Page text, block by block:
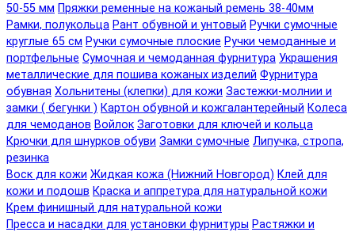
50-55 мм Пряжки ременные на кожаный ремень 38-40мм
Рамки, полукольца Рант обувной и унтовый Ручки сумочные
круглые 65 см Ручки сумочные плоские Ручки чемоданные и
портфельные Сумочная и чемоданная фурнитура Украшения
металлические для пошива кожаных изделий Фурнитура
обувная Хольнитены (клепки) для кожи Застежки-молнии и
замки ( бегунки ) Картон обувной и кожгалантерейный Колеса
для чемоданов Войлок Заготовки для ключей и кольца
Крючки для шнурков обуви Замки сумочные Липучка, стропа,
резинка
Воск для кожи Жидкая кожа (Нижний Новгород) Клей для
кожи и подошв Краска и аппретура для натуральной кожи
Крем финишный для натуральной кожи
Пресса и насадки для установки фурнитуры Растяжки и